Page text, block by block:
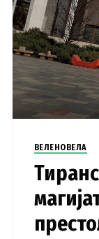
ВЕЛЕНОВЕЛА